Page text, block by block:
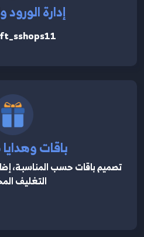
إدارة الورود
باقات
تصميم باقات حسب المناسبة،
التغليف